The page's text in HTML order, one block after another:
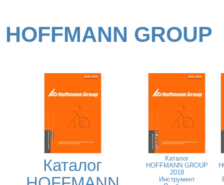
HOFFMANN GROUP
Каталог
Каталог
HOFFMANN GROUP
2018
Инструмент